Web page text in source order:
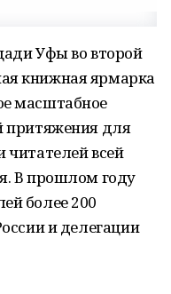
Уфы во второй
книжная ярмарка
масштабное
притяжения для
читателей всей
В прошлом году
более 200
и делегации